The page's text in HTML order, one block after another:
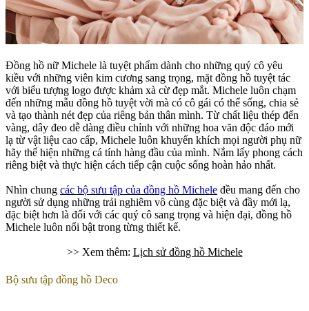
Đồng hồ nữ Michele là tuyệt phẩm dành cho những quý cô yêu
kiều với những viên kim cương sang trọng, mặt đồng hồ tuyệt tác
với biểu tượng logo được khảm xà cừ đẹp mắt. Michele luôn chạm
đến những mẫu đồng hồ tuyệt vời mà có cô gái có thể sống, chia sẻ
và tạo thành nét đẹp của riêng bản thân mình. Từ chất liệu thép đến
vàng, dây đeo dễ dàng điều chỉnh với những hoa văn độc đáo mới
lạ từ vật liệu cao cấp, Michele luôn khuyến khích mọi người phụ nữ
hãy thể hiện những cá tính hàng đầu của mình. Nắm lấy phong cách
riêng biệt và thực hiện cách tiếp cận cuộc sống hoàn hảo nhất.
Nhìn chung các bộ sưu tập của đồng hồ Michele đều mang đến cho
người sử dụng những trải nghiêm vô cùng đặc biệt và đầy mới lạ,
đặc biệt hơn là đối với các quý cô sang trọng và hiện đại, đồng hồ
Michele luôn nổi bật trong từng thiết kế.
>> Xem thêm: Lịch sử đồng hồ Michele
Bộ sưu tập đồng hồ Deco